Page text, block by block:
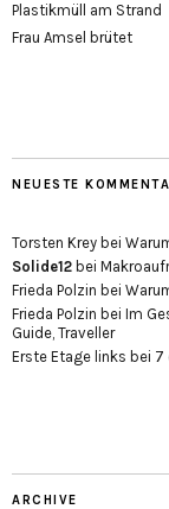
Plastikmüll am Strand
Frau Amsel brütet
NEUESTE
Torsten Krey bei
Solide12 bei
Frieda Polzin bei
Frieda Polzin bei Im
Guide, Traveller
Erste Etage links bei 7
ARCHIVE